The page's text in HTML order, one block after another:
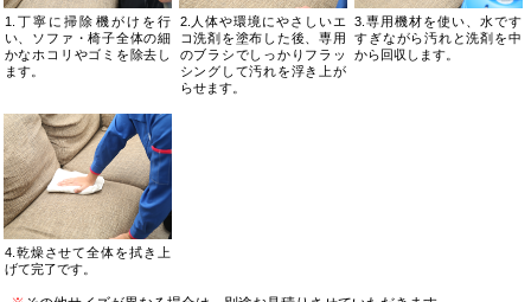
1.丁寧に掃除機がけを行
い、ソファ・椅子全体の細
かなホコリやゴミを除去し
ます。
2.人体や環境にやさしいエ
コ洗剤を塗布した後、専用
のブラシでしっかりフラッ
シングして汚れを浮き上が
らせます。
3.専用機材を使い、水です
すぎながら汚れと洗剤を中
から回収します。
4.乾燥させて全体を拭き上
げて完了です。